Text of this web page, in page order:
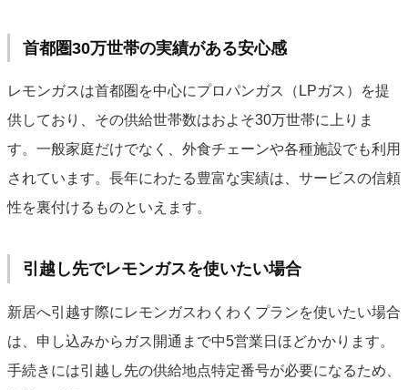
首都圏30万世帯の実績がある安心感
レモンガスは首都圏を中心にプロパンガス（LPガス）を提
供しており、その供給世帯数はおよそ30万世帯に上りま
す。一般家庭だけでなく、外食チェーンや各種施設でも利用
されています。長年にわたる豊富な実績は、サービスの信頼
性を裏付けるものといえます。
引越し先でレモンガスを使いたい場合
新居へ引越す際にレモンガスわくわくプランを使いたい場合
は、申し込みからガス開通まで中5営業日ほどかかります。
手続きには引越し先の供給地点特定番号が必要になるため、